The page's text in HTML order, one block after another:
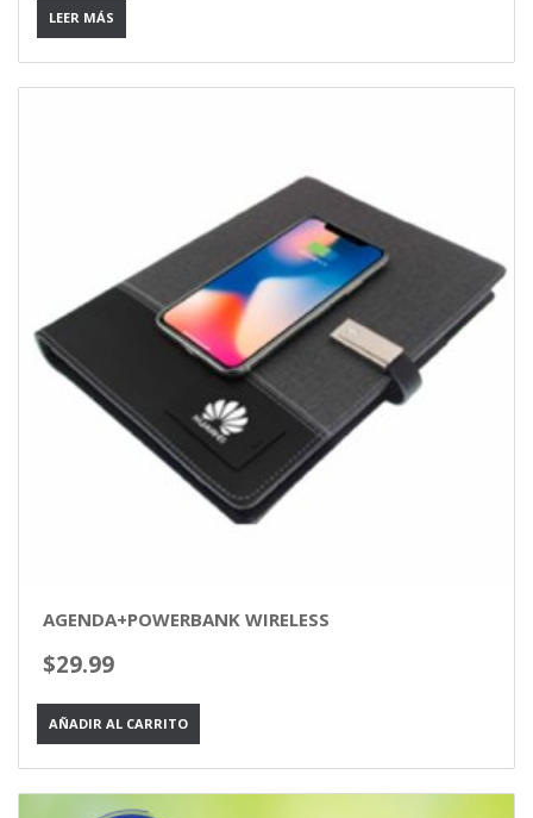
LEER MÁS
AGENDA+POWERBANK WIRELESS
$29.99
AÑADIR AL CARRITO